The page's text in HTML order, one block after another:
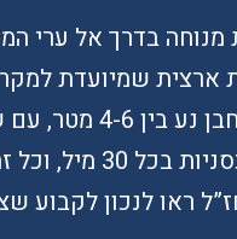
בדרך אל ערי
שמיועדת
בשגגה. הדרכים
מנוחה לסוסים כל 15
ראו לנכון לקבוע